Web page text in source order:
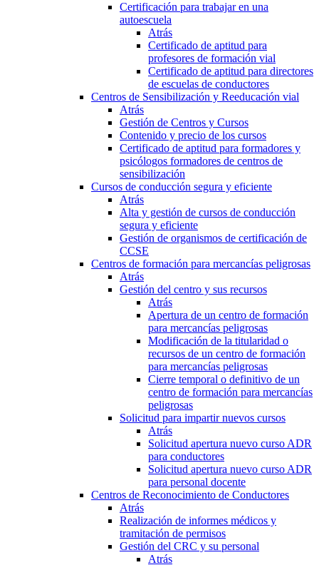
Certificación para trabajar en una
autoescuela
Atrás
Certificado de aptitud para
profesores de formación vial
Certificado de aptitud para directores
de escuelas de conductores
Centros de Sensibilización y Reeducación vial
Atrás
Gestión de Centros y Cursos
Contenido y precio de los cursos
Certificado de aptitud para formadores y
psicólogos formadores de centros de
sensibilización
Cursos de conducción segura y eficiente
Atrás
Alta y gestión de cursos de conducción
segura y eficiente
Gestión de organismos de certificación de
CCSE
Centros de formación para mercancías peligrosas
Atrás
Gestión del centro y sus recursos
Atrás
Apertura de un centro de formación
para mercancías peligrosas
Modificación de la titularidad o
recursos de un centro de formación
para mercancías peligrosas
Cierre temporal o definitivo de un
centro de formación para mercancías
peligrosas
Solicitud para impartir nuevos cursos
Atrás
Solicitud apertura nuevo curso ADR
para conductores
Solicitud apertura nuevo curso ADR
para personal docente
Centros de Reconocimiento de Conductores
Atrás
Realización de informes médicos y
tramitación de permisos
Gestión del CRC y su personal
Atrás